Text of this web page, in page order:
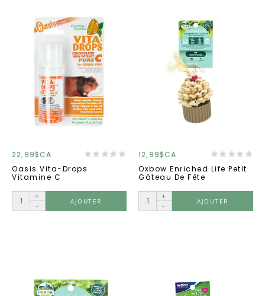
22,99$CA
Oasis Vita-Drops
Vitamine C
+
-
AJOUTER
12,99$CA
Oxbow Enriched Life Petit
Gâteau De Fête
+
-
AJOUTER